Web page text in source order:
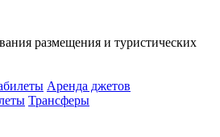
размещения и туристических
Аренда джетов
Трансферы